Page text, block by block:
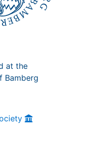
at the
Bamberg